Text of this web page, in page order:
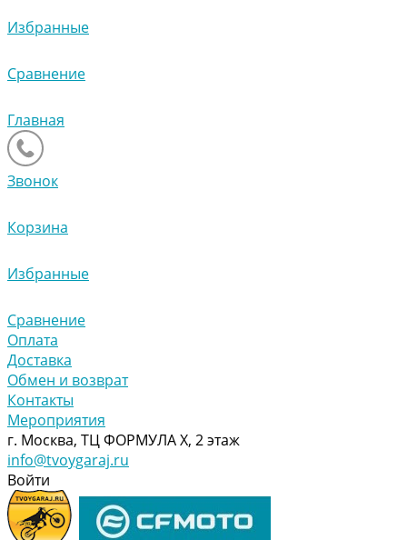
Избранные
Сравнение
Главная
Звонок
Корзина
Избранные
Сравнение
Оплата
Доставка
Обмен и возврат
Контакты
Мероприятия
г. Москва, ТЦ ФОРМУЛА Х, 2 этаж
info@tvoygaraj.ru
Войти